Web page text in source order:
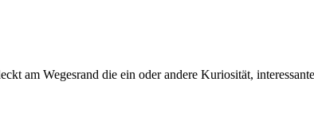
am Wegesrand die ein oder andere Kuriosität,